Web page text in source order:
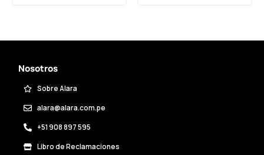
Nosotros
Sobre Alara
alara@alara.com.pe
+51 908 897 595
Libro de Reclamaciones